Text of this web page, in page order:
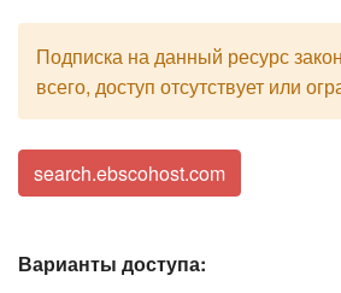
Подписка на данный ресурс
всего, доступ отсутствует или
search.ebscohost.com
Варианты доступа: